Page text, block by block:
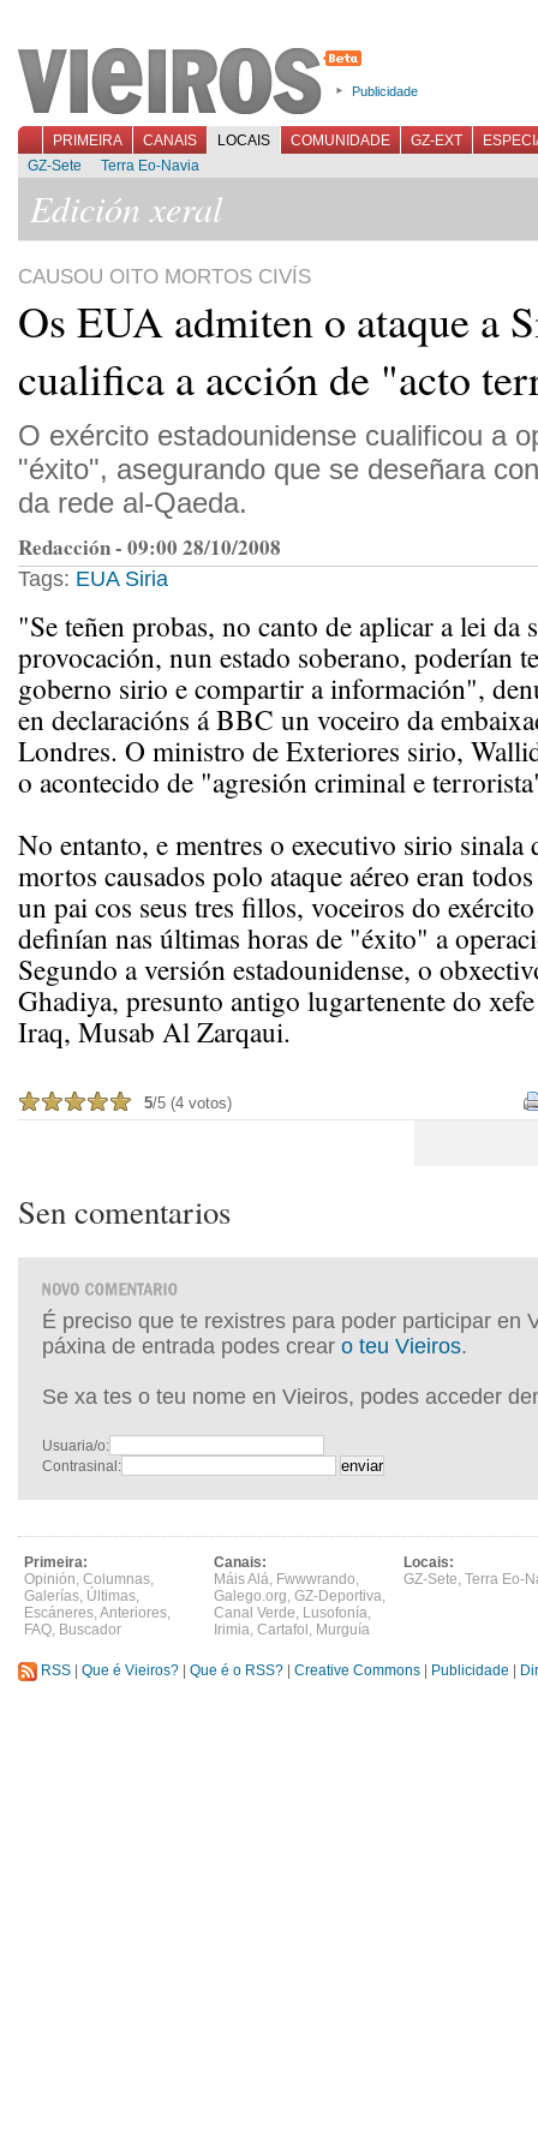
Publicidade
PRIMEIRA CANAIS LOCAIS COMUNIDADE GZ-EXT
GZ-Sete
Terra Eo-Navia
Edición xeral
CAUSOU OITO MORTOS CIVÍS
Os EUA admiten o ataque a
cualifica a acción de "acto
O exército estadounidense cualificou a
"éxito", asegurando que se deseñara
da rede al-Qaeda.
Redacción - 09:00 28/10/2008
Tags: EUA Siria
"Se teñen probas, no canto de aplicar a lei da
provocación, nun estado soberano, poderían
goberno sirio e compartir a información",
en declaracións á BBC un voceiro da
Londres. O ministro de Exteriores sirio,
o acontecido de "agresión criminal e
No entanto, e mentres o executivo sirio sinala
mortos causados polo ataque aéreo eran
un pai cos seus tres fillos, voceiros do
definían nas últimas horas de "éxito" a
Segundo a versión estadounidense, o
Ghadiya, presunto antigo lugartenente do
Iraq, Musab Al Zarqaui.
5/5 (4 votos)
Sen comentarios
É preciso que te rexistres para poder participar en
páxina de entrada podes crear o teu Vieiros.
Se xa tes o teu nome en Vieiros, podes acceder
Usuaria/o:
Contrasinal:
Primeira:
Opinión, Columnas,
Galerías, Últimas,
Escáneres,Anteriores,
FAQ, Buscador
Canais:
Máis Alá, Fwwwrando,
Galego.org, GZ-Deportiva,
Canal Verde, Lusofonía,
Irimia, Cartafol , Murguía
Locais:
GZ-Sete, Terra Eo-
RSS Que é Vieiros? Que é o RSS? Creative Commons Publicidade